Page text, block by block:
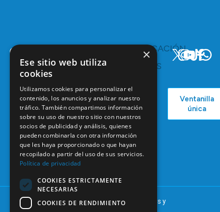
C/ Mauricio
Legendre,
28046
Madrid
91 561 29 05
informacion@coem.org.es
INTERESA
Servicios y
Bolsa de
Empleo
Formación
Continuada
Tablón de
anuncios
COMUNICACIÓN
RECURSOS
COEM
Podcast
Actualidad
Ventanilla
única
© 2025 – COEM – Colegio Oficial de Odontólogos y
×
Ese sitio web utiliza
cookies
Utilizamos cookies para personalizar el
contenido, los anuncios y analizar nuestro
tráfico. También compartimos información
sobre su uso de nuestro sitio con nuestros
socios de publicidad y análisis, quienes
pueden combinarla con otra información
que les haya proporcionado o que hayan
recopilado a partir del uso de sus servicios.
Política de privacidad
COOKIES ESTRICTAMENTE
NECESARIAS
COOKIES DE RENDIMIENTO